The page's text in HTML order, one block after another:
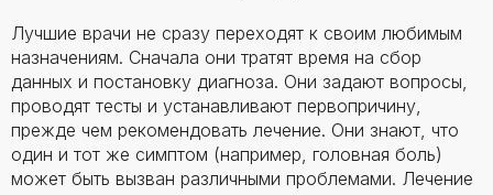
Лучшие врачи не сразу переходят к своим любимым
назначениям. Сначала они тратят время на сбор
данных и постановку диагноза. Они задают вопросы,
проводят тесты и устанавливают первопричину,
прежде чем рекомендовать лечение. Они знают, что
один и тот же симптом (например, головная боль)
может быть вызван различными проблемами. Лечение